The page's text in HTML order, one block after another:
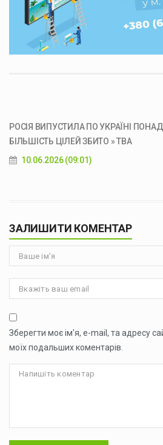
РОСІЯ ВИПУСТИЛА ПО УКРАЇНІ
БІЛЬШІСТЬ ЦІЛЕЙ ЗБИТО » ТВА
10.06.2026 (09:01)
ЗАЛИШИТИ КОМЕНТАР
Зберегти моє ім'я, e-mail, та адресу
моїх подальших коментарів.